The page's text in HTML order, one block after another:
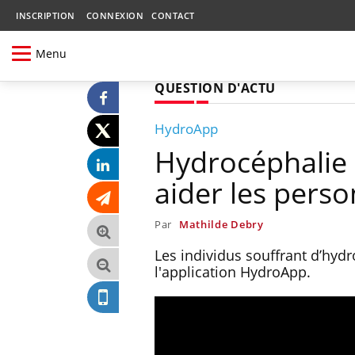
INSCRIPTION CONNEXION CONTACT
Menu
QUESTION D'ACTU
HydroApp
aider les
Par Mathilde Debry
Les individus souffrant
l'application HydroApp.